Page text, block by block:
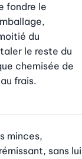
fondre le
du
le reste du
chemisée de
frais.
minces,
sans lui